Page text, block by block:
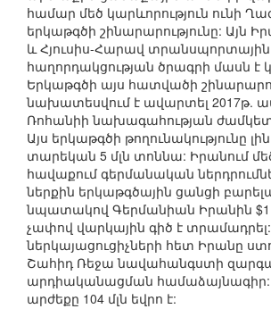
համար մեծ կարևորություն ունի
երկաթգծի շինարարությունը: Այն
և Հյուսիս-Հարավ տրանսպորտային
հաղորդակցության ծրագրի մասն է
Երկաթգծի այս հատվածի
նախատեսվում է ավարտել 2017թ.
Ռոհանիի նախագահության
Այս երկաթգծի թողունակությունը
տարեկան 5 մլն տոննա: Իրանում
հավաքում գերմանական
ներքին երկաթգծային ցանցի
նպատակով Գերմանիան Իրանին
չափով վարկային գիծ է
ներկայացուցիչների հետ Իրանը
Շահիդ Ռեջա նավահանգստի
արդիականացման համաձայնագիր:
արժեքը 104 մլն եվրո է: